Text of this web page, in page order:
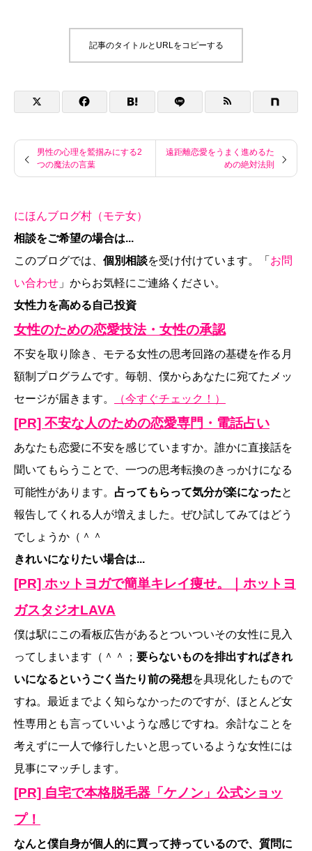
記事のタイトルとURLをコピーする
男性の心理を鷲掴みにする2
つの魔法の言葉
遠距離恋愛をうまく進めるた
めの絶対法則
にほんブログ村（モテ女）
相談をご希望の場合は...
このブログでは、 個別相談を受け付けています。「 お問
い合わせ 」からお気軽にご連絡ください。
女性力を高める自己投資
女性のための恋愛技法・女性の承認
不安を取り除き、モテる女性の思考回路の基礎を作る月
額制プログラムです。毎朝、僕からあなたに宛てたメッ
セージが届きます。
（今すぐチェック！）
[PR] 不安な人のための恋愛専門・電話占い
あなたも恋愛に不安を感じていますか。誰かに直接話を
聞いてもらうことで、一つの思考転換のきっかけになる
可能性があります。 占ってもらって気分が楽になったと
報告してくれる人が増えました。ぜひ試してみてはどう
でしょうか（＾＾
きれいになりたい場合は...
[PR] ホットヨガで簡単キレイ痩せ。｜ホットヨ
ガスタジオLAVA
僕は駅にこの看板広告があるとついついその女性に見入
ってしまいます（＾＾； 要らないものを排出すればきれ
いになるというごく当たり前の発想を具現化したもので
すね。最近までよく知らなかったのですが、ほとんど女
性専用とも言っていいような感じですね。余計なことを
考えずに一人で修行したいと思っているような女性には
見事にマッチします。
[PR] 自宅で本格脱毛器「ケノン」公式ショッ
プ！
なんと僕自身が個人的に買って持っているので、質問に